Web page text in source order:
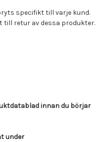
specifikt till varje kund.
till retur av dessa produkter.
innan du börjar
under